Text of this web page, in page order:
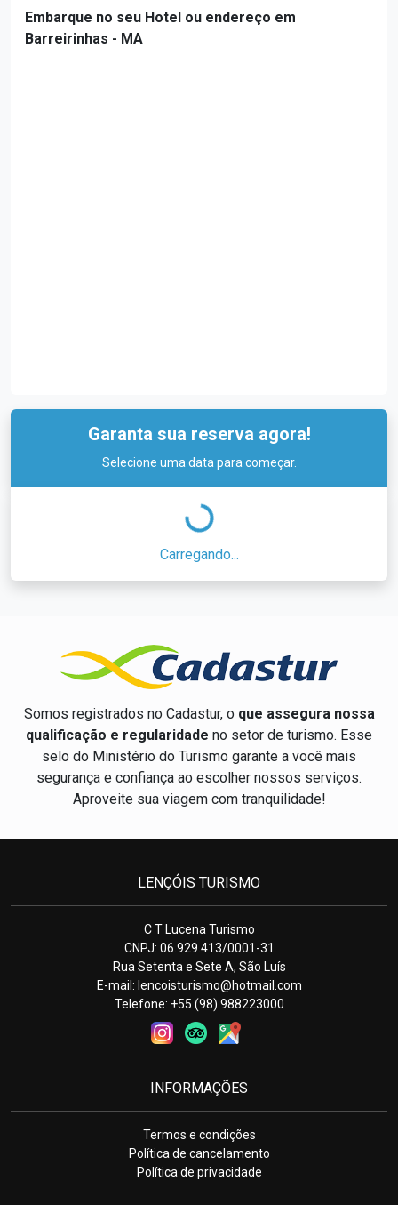
Embarque no seu Hotel ou endereço em
Barreirinhas - MA
Garanta sua reserva agora!
Selecione uma data para começar.
Carregando...
Somos registrados no Cadastur, o que assegura nossa
qualificação e regularidade no setor de turismo. Esse
selo do Ministério do Turismo garante a você mais
segurança e confiança ao escolher nossos serviços.
Aproveite sua viagem com tranquilidade!
LENÇÓIS TURISMO
C T Lucena Turismo
CNPJ: 06.929.413/0001-31
Rua Setenta e Sete A, São Luís
E-mail: lencoisturismo@hotmail.com
Telefone: +55 (98) 988223000
INFORMAÇÕES
Termos e condições
Política de cancelamento
Política de privacidade